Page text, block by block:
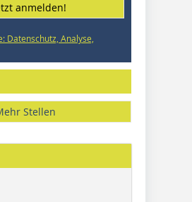
anmelden!
Datenschutz, Analyse,
Stellen